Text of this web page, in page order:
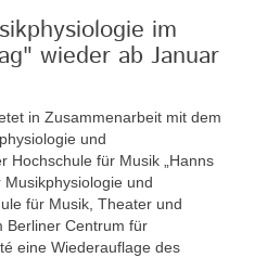
im
wieder ab Januar
in Zusammenarbeit mit dem
und
Hochschule für Musik „Hanns
Musikphysiologie und
für Musik, Theater und
Berliner Centrum für
eine Wiederauflage des